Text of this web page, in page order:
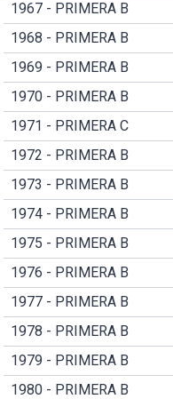
1967 - PRIMERA B
1968 - PRIMERA B
1969 - PRIMERA B
1970 - PRIMERA B
1971 - PRIMERA C
1972 - PRIMERA B
1973 - PRIMERA B
1974 - PRIMERA B
1975 - PRIMERA B
1976 - PRIMERA B
1977 - PRIMERA B
1978 - PRIMERA B
1979 - PRIMERA B
1980 - PRIMERA B